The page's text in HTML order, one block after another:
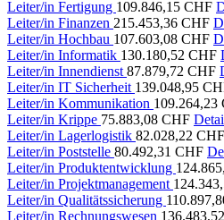
Leiter/in Fertigung 109.846,15 CHF
Leiter/in Finanzen 215.453,36 CHF
Leiter/in Hochbau 107.603,08 CHF
Leiter/in Informatik 130.180,52 CHF
Leiter/in Innendienst 87.879,72 CHF
Leiter/in IT Sicherheit 139.048,95
Leiter/in Kommunikation 109.264,23
Leiter/in Krippe 75.883,08 CHF
Leiter/in Lagerlogistik 82.028,22 CHF
Leiter/in Poststelle 80.492,31 CHF
Leiter/in Produktentwicklung
Leiter/in Projektmanagement
Leiter/in Qualitätssicherung
Leiter/in Rechnungswesen